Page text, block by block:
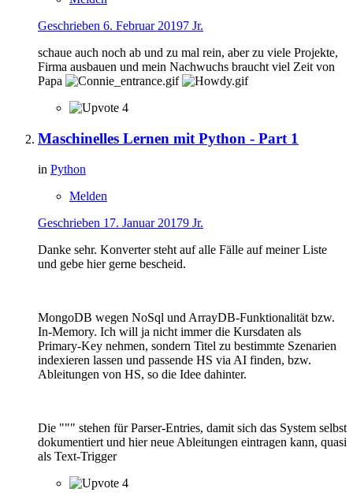
Geschrieben 6. Februar 20197 Jr.
schaue auch noch ab und zu mal rein, aber zu viele Projekte,
Firma ausbauen und mein Nachwuchs braucht viel Zeit von
Papa
4
Maschinelles Lernen mit Python - Part 1
in Python
Melden
Geschrieben 17. Januar 20179 Jr.
Danke sehr. Konverter steht auf alle Fälle auf meiner Liste
und gebe hier gerne bescheid.
MongoDB wegen NoSql und ArrayDB-Funktionalität bzw.
In-Memory. Ich will ja nicht immer die Kursdaten als
Primary-Key nehmen, sondern Titel zu bestimmte Szenarien
indexieren lassen und passende HS via AI finden, bzw.
Ableitungen von HS, so die Idee dahinter.
Die """ stehen für Parser-Entries, damit sich das System selbst
dokumentiert und hier neue Ableitungen eintragen kann, quasi
als Text-Trigger
4